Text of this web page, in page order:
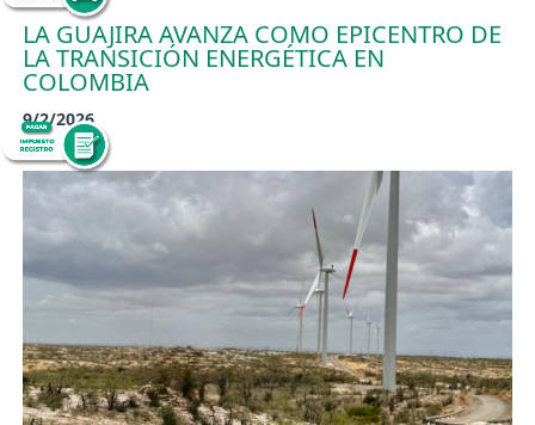
LA GUAJIRA AVANZA COMO EPICENTRO DE
LA TRANSICIÓN ENERGÉTICA EN
COLOMBIA
9/2/2026